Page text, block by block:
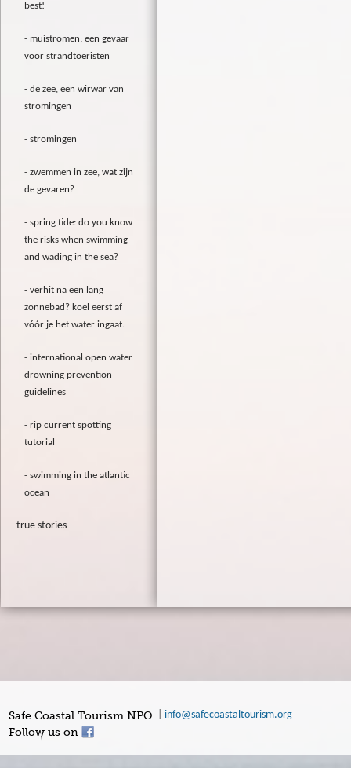
best!
muistromen: een gevaar
voor strandtoeristen
de zee, een wirwar van
stromingen
stromingen
zwemmen in zee, wat zijn
de gevaren?
spring tide: do you know
the risks when swimming
and wading in the sea?
verhit na een lang
zonnebad? koel eerst af
vóór je het water ingaat.
international open water
drowning prevention
guidelines
rip current spotting
tutorial
swimming in the atlantic
ocean
true stories
Safe Coastal Tourism NPO info@safecoastaltourism.org
Follow us on